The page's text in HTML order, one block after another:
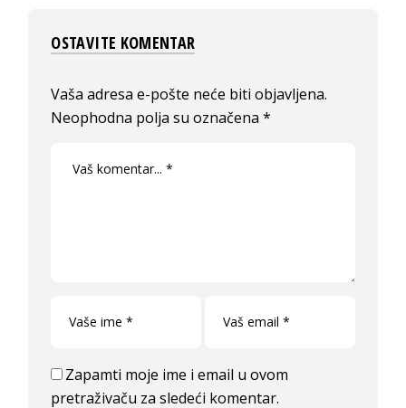
OSTAVITE KOMENTAR
Vaša adresa e-pošte neće biti objavljena.
Neophodna polja su označena*
Zapamti moje ime i email u ovom
pretraživaču za sledeći komentar.